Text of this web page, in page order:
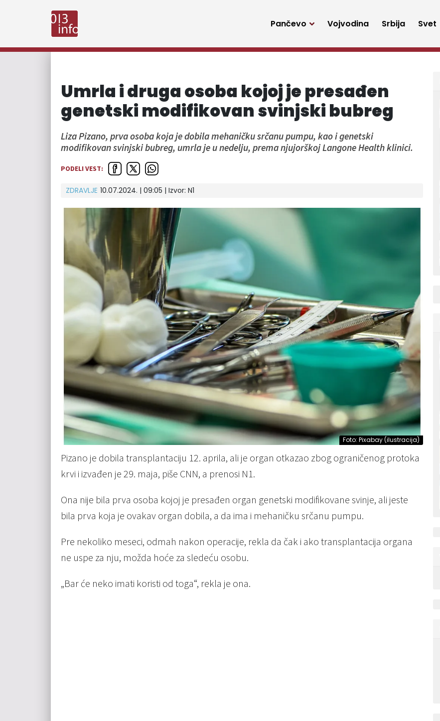
Pančevo Vojvodina Srbija Svet
Umrla i druga osoba kojoj je presađen
genetski modifikovan svinjski bubreg
Liza Pizano, prva osoba koja je dobila mehaničku srčanu pumpu, kao i genetski
modifikovan svinjski bubreg, umrla je u nedelju, prema njujorškoj Langone Health klinici.
PODELI VEST:
ZDRAVLJE 10.07.2024. | 09:05 | Izvor: N1
Foto: Pixabay (ilustracija)
Pizano je dobila transplantaciju 12. aprila, ali je organ otkazao zbog ograničenog protoka
krvi i izvađen je 29. maja, piše CNN, a prenosi N1.
Ona nije bila prva osoba kojoj je presađen organ genetski modifikovane svinje, ali jeste
bila prva koja je ovakav organ dobila, a da ima i mehaničku srčanu pumpu.
Pre nekoliko meseci, odmah nakon operacije, rekla da čak i ako transplantacija organa
ne uspe za nju, možda hoće za sledeću osobu.
„Bar će neko imati koristi od toga“, rekla je ona.